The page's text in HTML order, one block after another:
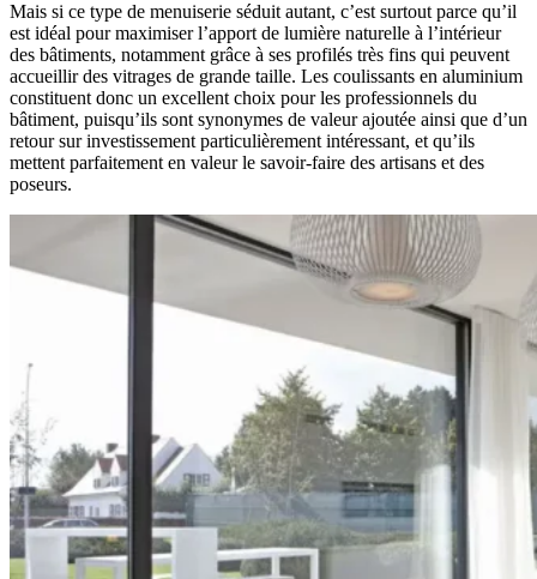
Mais si ce type de menuiserie séduit autant, c’est surtout parce qu’il
est idéal pour maximiser l’apport de lumière naturelle à l’intérieur
des bâtiments, notamment grâce à ses profilés très fins qui peuvent
accueillir des vitrages de grande taille. Les coulissants en aluminium
constituent donc un excellent choix pour les professionnels du
bâtiment, puisqu’ils sont synonymes de valeur ajoutée ainsi que d’un
retour sur investissement particulièrement intéressant, et qu’ils
mettent parfaitement en valeur le savoir-faire des artisans et des
poseurs.